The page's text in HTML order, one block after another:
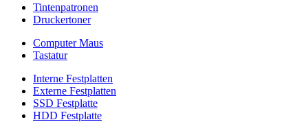
Tintenpatronen
Druckertoner
Computer Maus
Tastatur
Interne Festplatten
Externe Festplatten
SSD Festplatte
HDD Festplatte